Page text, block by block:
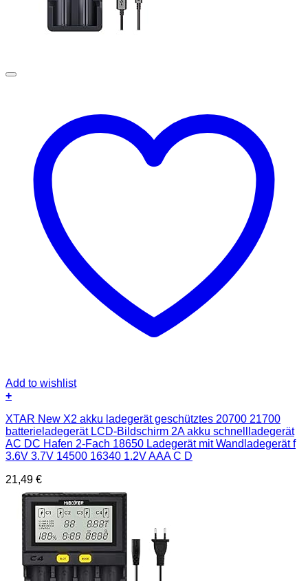
Add to wishlist
+
XTAR New X2 akku ladegerät geschütztes 20700 21700
batterieladegerät LCD-Bildschirm 2A akku schnellladegerät
AC DC Hafen 2-Fach 18650 Ladegerät mit Wandladegerät f
3.6V 3.7V 14500 16340 1.2V AAA C D
21,49 €